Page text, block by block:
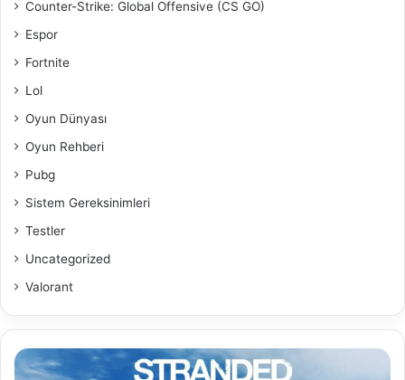
Counter-Strike: Global Offensive (CS GO)
Espor
Fortnite
Lol
Oyun Dünyası
Oyun Rehberi
Pubg
Sistem Gereksinimleri
Testler
Uncategorized
Valorant